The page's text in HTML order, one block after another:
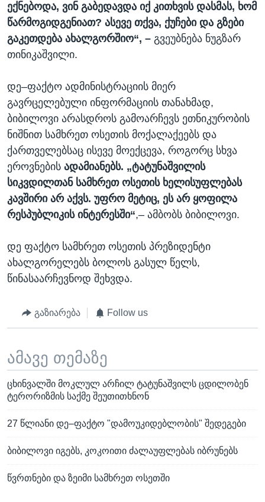
ექნებოდა, ვინ გაბედავდა იქ კითხვის დასმას, ხომ
წარმოგიდგენიათ? ასევე თქვა, ქუჩები და გზები
გაკეთდება ახალგორშიო“, – გვეუბნება ნუგზარ
თინიკაშვილი.
დე–ფაქტო ადმინისტრაციის მიერ
გავრცელებული ინფორმაციის თანახმად,
ბიბილოვი არასდროს გამოარჩევს ეთნიკურობის
ნიშნით სამხრეთ ოსეთის მოქალაქეებს და
ქართველებსაც ისევე მოექცევა, როგორც სხვა
ეროვნების ადამიანებს. „ტატუნაშვილის
სიკვდილთან სამხრეთ ოსეთის ხელისუფლებას
კავშირი არ აქვს. უფრო მეტიც, ეს არ ყოფილა
რესპუბლიკის ინტერესში“,– ამბობს ბიბილოვი.
დე ფაქტო სამხრეთ ოსეთის პრეზიდენტი
ახალგორელებს ბოლოს გასულ წელს,
წინასაარჩევნოდ შეხვდა.
გაზიარება Follow us
ამავე თემაზე
ცხინვალში მოკლულ არჩილ ტატუნაშვილს ცდილობენ
ტერორიზმის საქმე შეუთითხნონ
27 წლიანი დე–ფაქტო "დამოუკიდებლობის" შედეგები
ბიბილოვი იგებს, კოკოითი ძალაუფლებას იბრუნებს
წვრთნები და ზეიმი სამხრეთ ოსეთში